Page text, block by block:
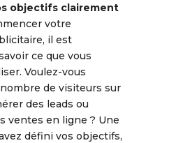
objectifs clairement
votre
il est
ce que vous
Voulez-vous
de visiteurs sur
des leads ou
ventes en ligne ? Une
défini vos objectifs,